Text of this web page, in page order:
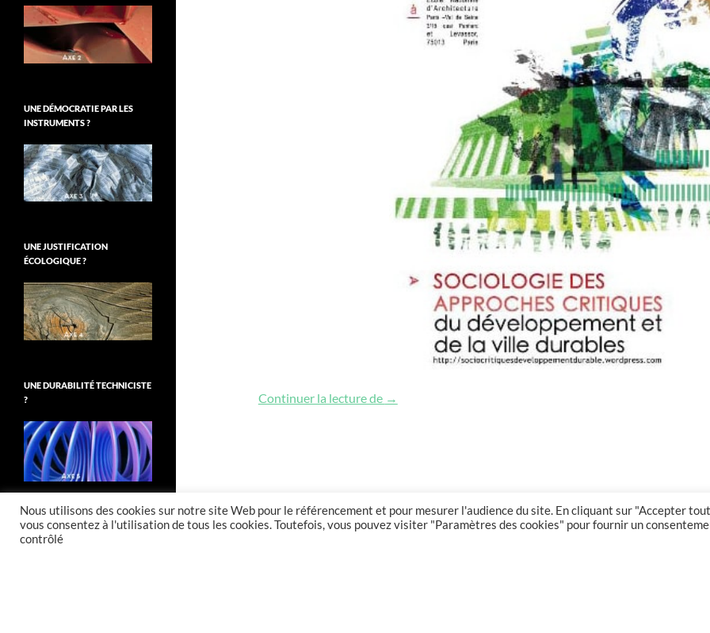
Continuer la lecture de Conference on sociology of critical approaches of
→
UNE DÉMOCRATIE PAR LES
INSTRUMENTS ?
UNE JUSTIFICATION
ÉCOLOGIQUE ?
UNE DURABILITÉ TECHNICISTE
?
Nous utilisons des cookies sur notre site Web pour le référencement et pour mesurer l'audience du site. En cliquant sur "Accepter
vous consentez à l'utilisation de tous les cookies. Toutefois, vous pouvez visiter "Paramètres des cookies" pour fournir un
contrôlé